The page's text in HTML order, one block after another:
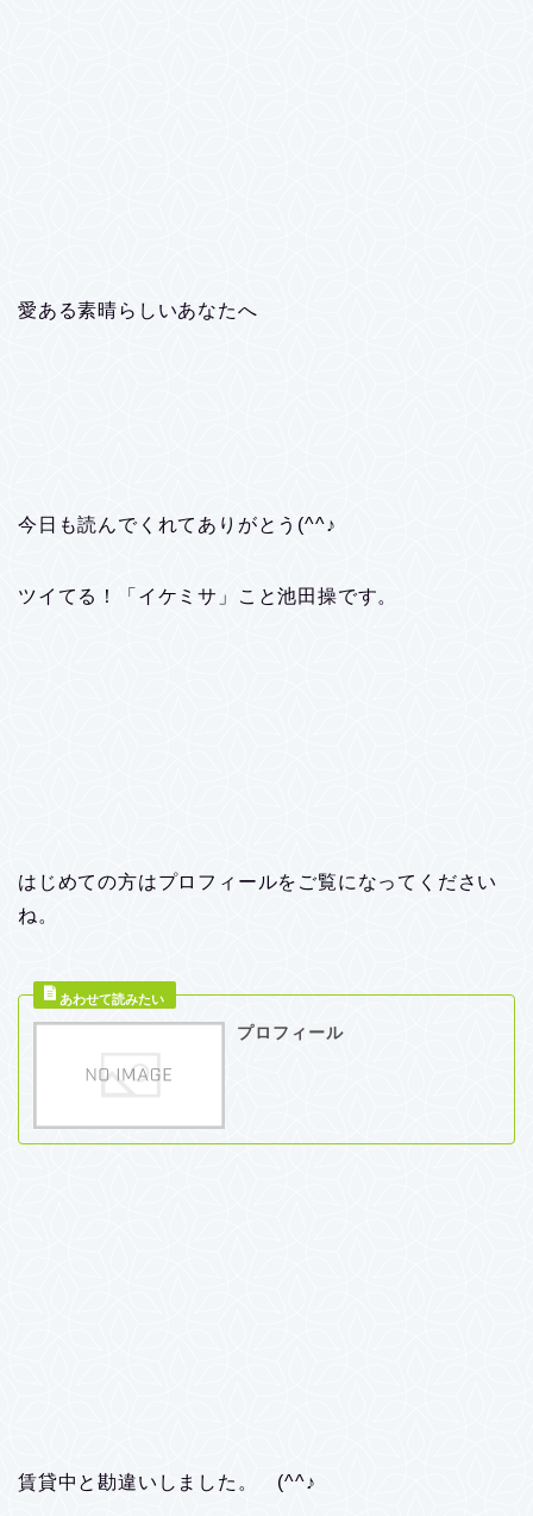
愛ある素晴らしいあなたへ
今日も読んでくれてありがとう(^^♪
ツイてる！「イケミサ」こと池田操です。
はじめての方はプロフィールをご覧になってください
ね。
プロフィール
賃貸中と勘違いしました。 (^^♪